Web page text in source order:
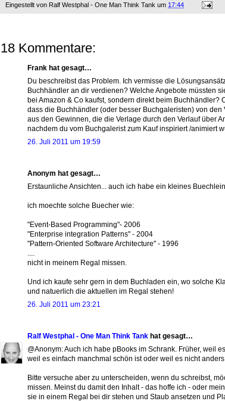
Eingestellt von Ralf Westphal - One Man Think Tank um 17:44
18 Kommentare:
Frank hat gesagt…
Du beschreibst das Problem. Ich vermisse die
Buchhändler an dir verdienen? Welche Angebote müssten
bei Amazon & Co kaufst, sondern direkt beim Buchhändler?
dass die Buchhändler (oder besser Buchgaleristen) von den
aus den Gewinnen, die die Verlage durch den Verlauf über
nachdem du vom Buchgalerist zum Kauf inspiriert /animiert
26. Juli 2011 um 19:59
Anonym hat gesagt…
Erstaunliche Ansichten... auch ich habe ein kleines
ich moechte solche Buecher wie:
"Event-Based Programming"- 2006
"Enterprise integration Patterns" - 2004
"Pattern-Oriented Software Architecture" - 1996
nicht in meinem Regal missen.
Und ich kaufe sehr gern in dem Buchladen ein, wo solche
und natuerlich die aktuellen im Regal stehen!
26. Juli 2011 um 23:21
Ralf Westphal - One Man Think Tank hat gesagt…
@Anonym: Auch ich habe pBooks im Schrank. Früher, weil
weil es einfach manchmal schön ist oder weil es nicht anders
Bitte versuche aber zu unterscheiden, wenn du schreibst,
missen. Meinst du damit den Inhalt - das hoffe ich - oder
sie in einem Regal bei dir stehen und Staub ansetzen und